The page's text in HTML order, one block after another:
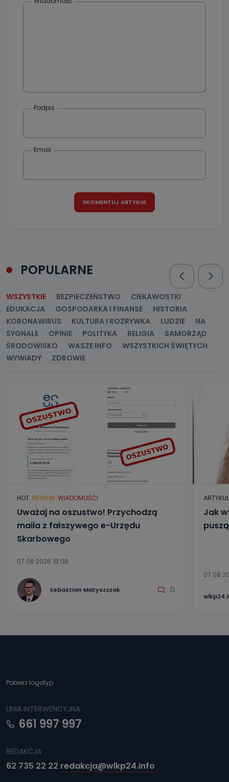
Podpis
Email
POPULARNE
WSZYSTKIE BEZPIECZEŃSTWO
CIEKAWOSTKI
EDUKACJA
GOSPODARKA I FINANSE
HISTORIA
KORONAWIRUS
KULTURA I ROZRYWKA LUDZIE
NA
SYGNALE
OPINIE POLITYKA RELIGIA
SAMORZĄD
ŚRODOWISKO
WASZE INFO
WSZYSTKICH ŚWIĘTYCH
WYWIADY
ZDROWIE
HOT REGION WIADOMOŚCI
Uważaj na oszustwo! Przychodzą
maila z fałszywego e-Urzędu
Skarbowego
07.08.2026 18:08
Sebastian Matyszczak 0
Jak
Pobierz logotyp
LINIA INTERWENCYJNA
661 997 997
REDAKCJA
62 735 22 22 redakcja@wlkp24.info